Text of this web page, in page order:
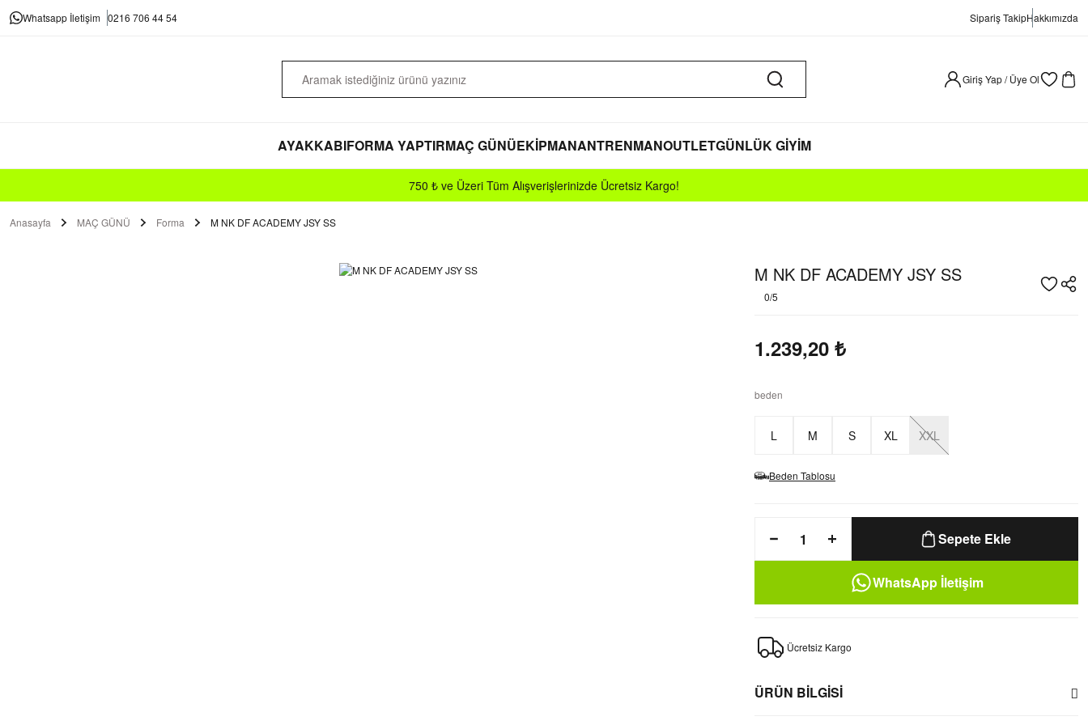
Whatsapp İletişim 0216 706 44 54 Sipariş TakipHakkımızda
Giriş Yap / Üye Ol
AYAKKABIFORMA YAPTIRMAÇ GÜNÜEKİPMANANTRENMANOUTLETGÜNLÜK GİYİM
750 ₺ ve Üzeri Tüm Alışverişlerinizde Ücretsiz Kargo!
Anasayfa MAÇ GÜNÜ Forma M NK DF ACADEMY JSY SS
M NK DF ACADEMY JSY SS
0/5
1.239,20 ₺
beden
L M S XL XXL
Beden Tablosu
Sepete Ekle
WhatsApp İletişim
Ücretsiz Kargo
ÜRÜN BİLGİSİ